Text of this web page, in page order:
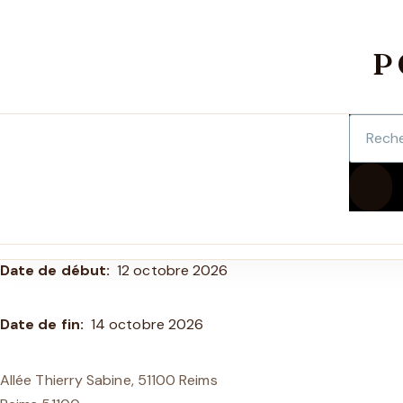
Date de début 12 octobre 2026
Date de fin 14 octobre 2026
Allée Thierry Sabine, 51100 Reims